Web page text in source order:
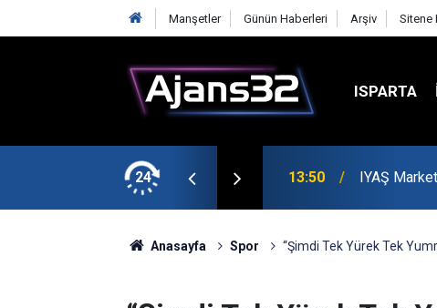
Manşetler Günün Haberleri Arşiv Sitene
ISPARTA
24 13:50 IYAŞ
Anasayfa Spor “Şimdi Tek Yürek Tek